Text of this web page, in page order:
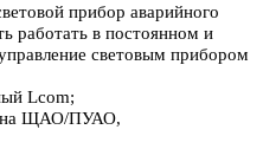
прибор аварийного
работать в постоянном и
световым прибором
Lcom;
на ЩАО/ПУАО,